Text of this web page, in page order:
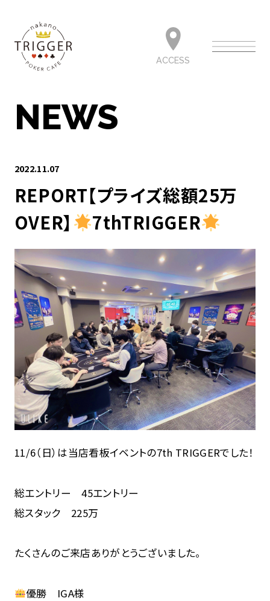
ACCESS
NEWS
2022.11.07
REPORT【プライズ総額25万
OVER】
7thTRIGGER
11/6（日）は当店看板イベントの7th TRIGGERでした！
総エントリー 45エントリー
総スタック 225万
たくさんのご来店ありがとうございました。
優勝 IGA様